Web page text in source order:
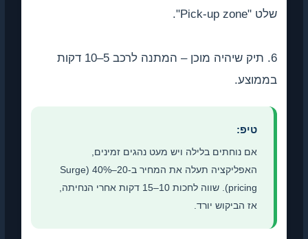
שלט "Pick-up zone".
6. תיק שיהיה מוכן – המתנה לרכב 5–10 דקות
בממוצע.
טיפ:
אם נוחתים בלילה ויש מעט נהגים זמינים,
האפליקציה תעלה את המחיר ב-20–40% (Surge
pricing). שווה לחכות 10–15 דקות אחרי הנחיתה,
אז הביקוש יורד.